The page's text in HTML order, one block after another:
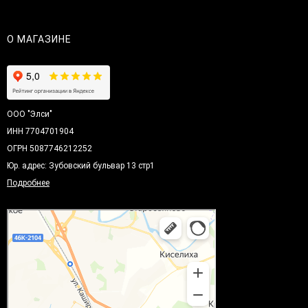
О МАГАЗИНЕ
ООО "Элси"
ИНН 7704701904
ОГРН 5087746212252
Юр. адрес: Зубовский бульвар 13 стр1
Подробнее